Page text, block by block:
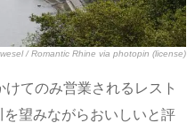
/ Romantic Rhine via photopin (license)
てのみ営業されるレスト
望みながらおいしいと評